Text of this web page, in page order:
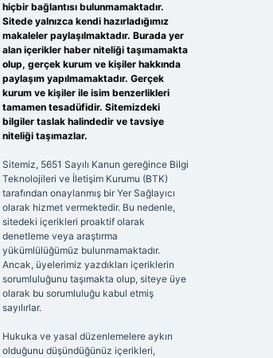
hiçbir bağlantısı bulunmamaktadır.
Sitede yalnızca kendi hazırladığımız
makaleler paylaşılmaktadır. Burada yer
alan içerikler haber niteliği taşımamakta
olup, gerçek kurum ve kişiler hakkında
paylaşım yapılmamaktadır. Gerçek
kurum ve kişiler ile isim benzerlikleri
tamamen tesadüfidir. Sitemizdeki
bilgiler taslak halindedir ve tavsiye
niteliği taşımazlar.
Sitemiz, 5651 Sayılı Kanun gereğince Bilgi
Teknolojileri ve İletişim Kurumu (BTK)
tarafından onaylanmış bir Yer Sağlayıcı
olarak hizmet vermektedir. Bu nedenle,
sitedeki içerikleri proaktif olarak
denetleme veya araştırma
yükümlülüğümüz bulunmamaktadır.
Ancak, üyelerimiz yazdıkları içeriklerin
sorumluluğunu taşımakta olup, siteye üye
olarak bu sorumluluğu kabul etmiş
sayılırlar.
Hukuka ve yasal düzenlemelere aykırı
olduğunu düşündüğünüz içerikleri,